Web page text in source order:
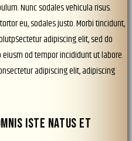
Nunc sodales vehicula risus.
eu, sodales justo. Morbi tincidunt,
adipiscing elit, sed do
od tempor incididunt ut labore.
adipiscing elit, adipiscing
ISTE NATUS ET